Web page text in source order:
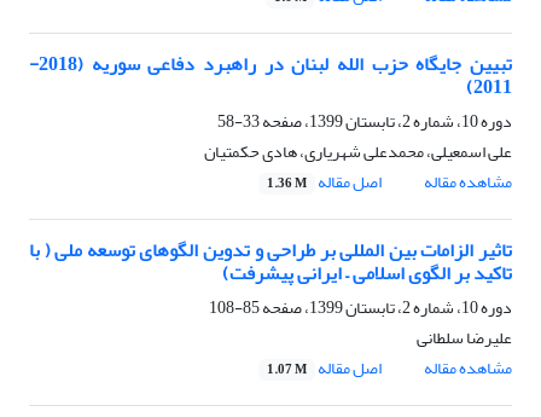
تبیین جایگاه حزب ‎الله لبنان در راهبرد دفاعی سوریه (2018-
2011)
دوره 10، شماره 2، تابستان 1399، صفحه
33-58
علی اسمعیلی، محمدعلی شهریاری، هادی حکمتیان
مشاهده مقاله
اصل مقاله 1.36 M
تاثیر الزامات بین المللی بر طراحی و تدوین الگوهای توسعه ملی ( با
تاکید بر الگوی اسلامی – ایرانی پیشرفت)
دوره 10، شماره 2، تابستان 1399، صفحه
85-108
علیرضا سلطانی
مشاهده مقاله
اصل مقاله 1.07 M